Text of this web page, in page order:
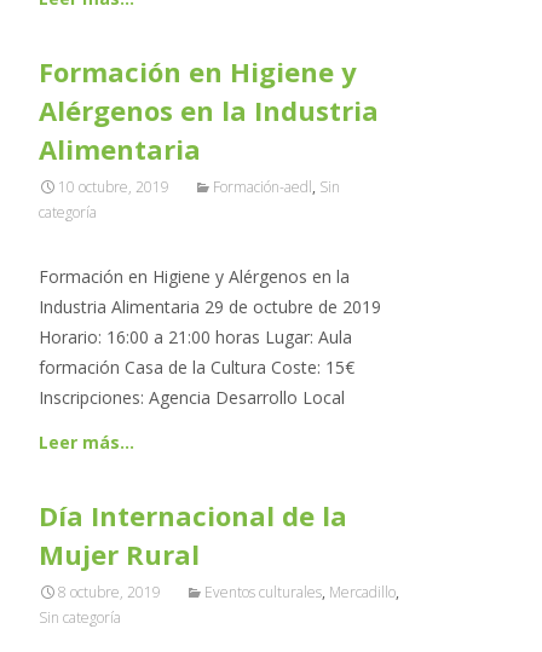
Formación en Higiene y
Alérgenos en la Industria
Alimentaria
10 octubre, 2019 Formación-aedl, Sin
categoría
Formación en Higiene y Alérgenos en la
Industria Alimentaria 29 de octubre de 2019
Horario: 16:00 a 21:00 horas Lugar: Aula
formación Casa de la Cultura Coste: 15€
Inscripciones: Agencia Desarrollo Local
Leer más…
Día Internacional de la
Mujer Rural
8 octubre, 2019 Eventos culturales, Mercadillo,
Sin categoría